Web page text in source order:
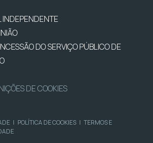
INDEPENDENTE
DO SERVIÇO PÚBLICO DE
DE COOKIES
| POLÍTICA DE COOKIES | TERMOS E